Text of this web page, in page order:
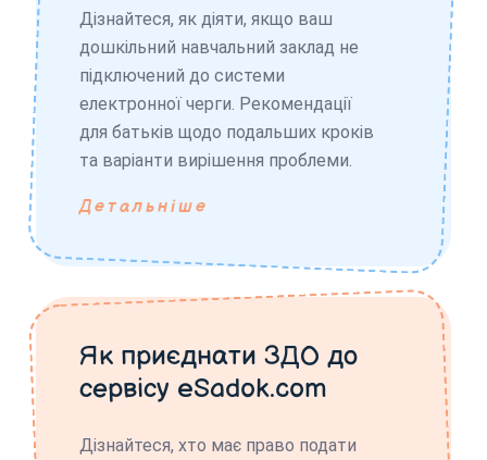
Дізнайтеся, як діяти, якщо ваш
дошкільний навчальний заклад не
підключений до системи
електронної черги. Рекомендації
для батьків щодо подальших кроків
та варіанти вирішення проблеми.
Детальніше
Як приєднати ЗДО до
сервісу eSadok.com
Дізнайтеся, хто має право подати